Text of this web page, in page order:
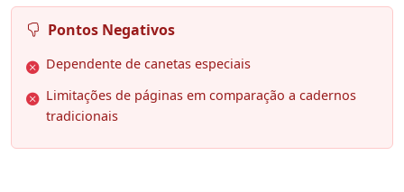
Pontos Negativos
Dependente de canetas especiais
Limitações de páginas em comparação a cadernos
tradicionais